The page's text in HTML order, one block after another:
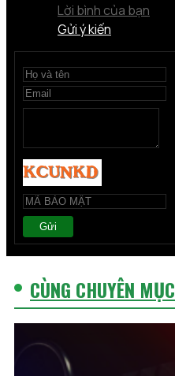
Lời bình của bạn
Gửi ý kiến
Gửi
CÙNG CHUYÊN MỤC